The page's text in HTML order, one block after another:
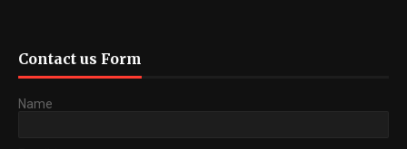
Contact us Form
Name